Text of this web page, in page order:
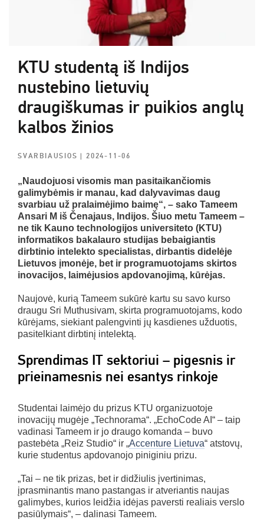
KTU studentą iš Indijos
nustebino lietuvių
draugiškumas ir puikios anglų
kalbos žinios
SVARBIAUSIOS| 2024-11-06
„Naudojuosi visomis man pasitaikančiomis
galimybėmis ir manau, kad dalyvavimas daug
svarbiau už pralaimėjimo baimę“, – sako Tameem
Ansari M iš Čenajaus, Indijos. Šiuo metu Tameem –
ne tik Kauno technologijos universiteto (KTU)
informatikos bakalauro studijas bebaigiantis
dirbtinio intelekto specialistas, dirbantis didelėje
Lietuvos įmonėje, bet ir programuotojams skirtos
inovacijos, laimėjusios apdovanojimą, kūrėjas.
Naujovė, kurią Tameem sukūrė kartu su savo kurso
draugu Sri Muthusivam, skirta programuotojams, kodo
kūrėjams, siekiant palengvinti jų kasdienes užduotis,
pasitelkiant dirbtinį intelektą.
Sprendimas IT sektoriui – pigesnis ir
prieinamesnis nei esantys rinkoje
Studentai laimėjo du prizus KTU organizuotoje
inovacijų mugėje „Technorama“. „EchoCode AI“ – taip
vadinasi Tameem ir jo draugo komanda – buvo
pastebėta „Reiz Studio“ ir „Accenture Lietuva“ atstovų,
kurie studentus apdovanojo piniginiu prizu.
„Tai – ne tik prizas, bet ir didžiulis įvertinimas,
įprasminantis mano pastangas ir atveriantis naujas
galimybes, kurios leidžia idėjas paversti realiais verslo
pasiūlymais“, – dalinasi Tameem.